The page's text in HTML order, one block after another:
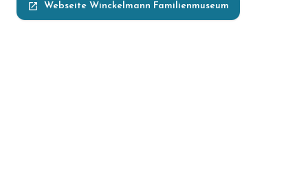
launch Webseite Winckelmann Familienmuseum